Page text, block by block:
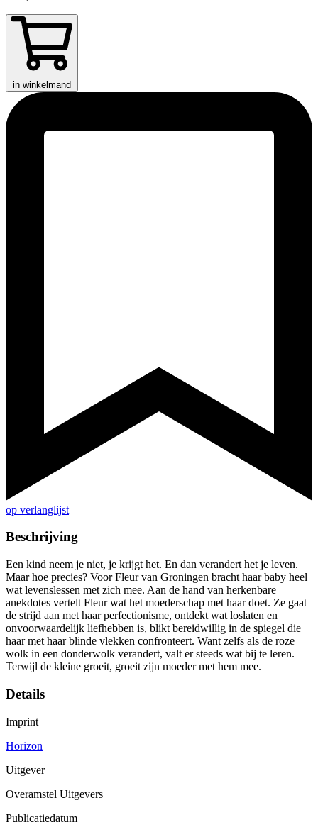
in winkelmand
op verlanglijst
Beschrijving
Een kind neem je niet, je krijgt het. En dan verandert het je leven.
Maar hoe precies? Voor Fleur van Groningen bracht haar baby heel
wat levenslessen met zich mee. Aan de hand van herkenbare
anekdotes vertelt Fleur wat het moederschap met haar doet. Ze gaat
de strijd aan met haar perfectionisme, ontdekt wat loslaten en
onvoorwaardelijk liefhebben is, blikt bereidwillig in de spiegel die
haar met haar blinde vlekken confronteert. Want zelfs als de roze
wolk in een donderwolk verandert, valt er steeds wat bij te leren.
Terwijl de kleine groeit, groeit zijn moeder met hem mee.
Details
Imprint
Horizon
Uitgever
Overamstel Uitgevers
Publicatiedatum